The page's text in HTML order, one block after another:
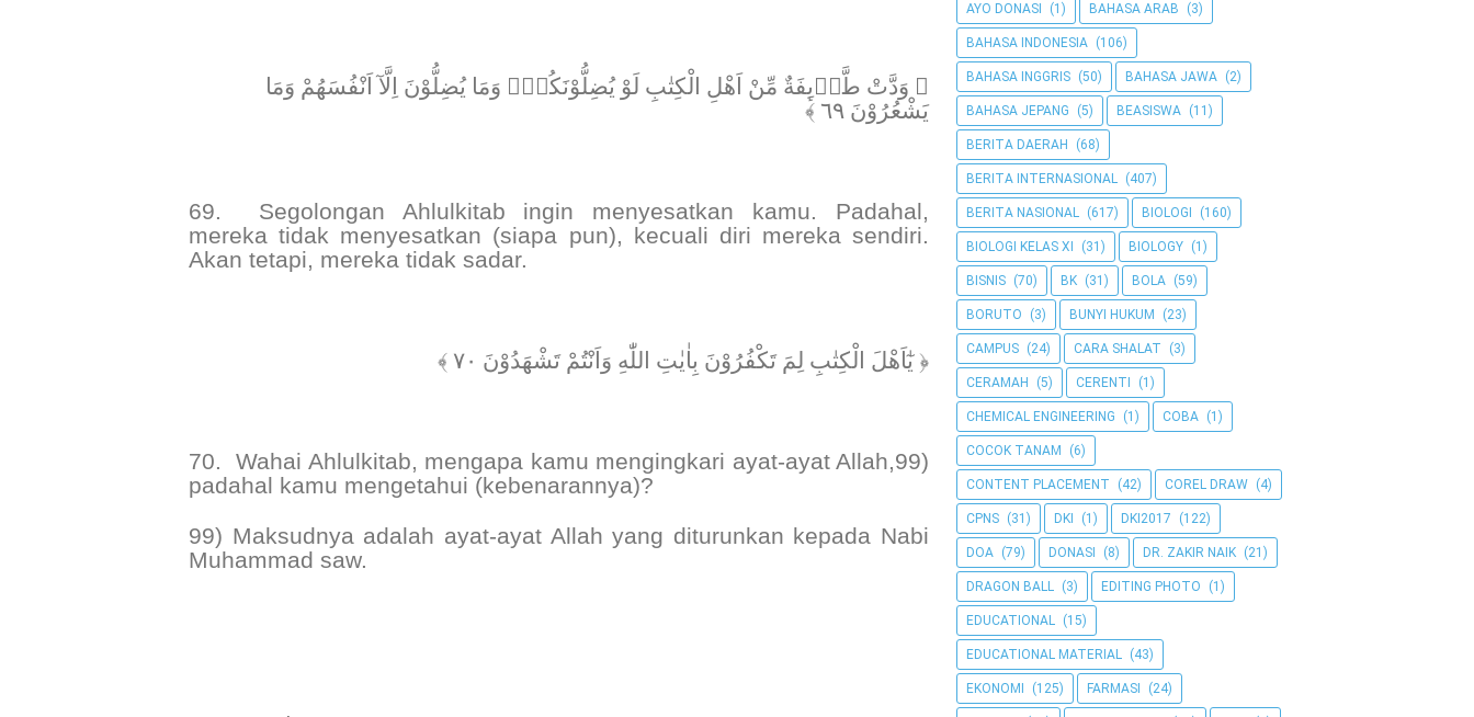
﴿ وَدَّتْ طَّاۤىِٕفَةٌ مِّنْ اَهْلِ الْكِتٰبِ لَوْ يُضِلُّوْنَكُمْۗ وَمَا يُضِلُّوْنَ اِلَّآ اَنْفُسَهُمْ وَمَا
يَشْعُرُوْنَ ٦٩ ﴾
69.
Segolongan Ahlulkitab ingin menyesatkan kamu. Padahal,
mereka tidak menyesatkan (siapa pun), kecuali diri mereka sendiri.
Akan tetapi, mereka tidak sadar.
﴿ يٰٓاَهْلَ الْكِتٰبِ لِمَ تَكْفُرُوْنَ بِاٰيٰتِ اللّٰهِ وَاَنْتُمْ تَشْهَدُوْنَ ٧٠ ﴾
70.
Wahai Ahlulkitab, mengapa kamu mengingkari ayat-ayat Allah,99)
padahal kamu mengetahui (kebenarannya)?
99) Maksudnya adalah ayat-ayat Allah yang diturunkan kepada Nabi
Muhammad saw.
AYO DONASI (1) BAHASA ARAB (3)
BAHASA INDONESIA (106)
BAHASA INGGRIS (50) BAHASA JAWA (2)
BAHASA JEPANG (5) BEASISWA (11)
BERITA DAERAH (68)
BERITA INTERNASIONAL (407)
BERITA NASIONAL (617) BIOLOGI (160)
BIOLOGI KELAS XI (31) BIOLOGY (1)
BISNIS (70) BK (31) BOLA (59)
BORUTO (3) BUNYI HUKUM (23)
CAMPUS (24) CARA SHALAT (3)
CERAMAH (5) CERENTI (1)
CHEMICAL ENGINEERING (1) COBA (1)
COCOK TANAM (6)
CONTENT PLACEMENT (42) COREL DRAW (4)
CPNS (31) DKI (1) DKI2017 (122)
DOA (79) DONASI (8) DR. ZAKIR NAIK (21)
DRAGON BALL (3) EDITING PHOTO (1)
EDUCATIONAL (15)
EDUCATIONAL MATERIAL (43)
EKONOMI (125) FARMASI (24)